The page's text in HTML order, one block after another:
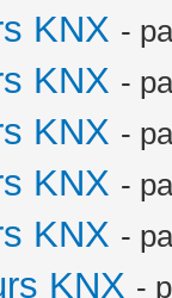
KNX -
KNX -
KNX -
KNX -
KNX -
KNX -